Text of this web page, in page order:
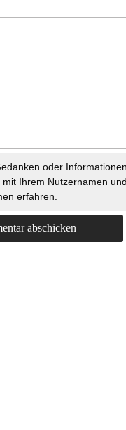
oder
Ihrem Nutzernamen
erfahren.